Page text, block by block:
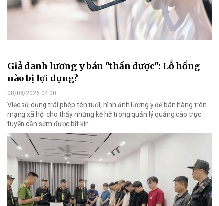
Giả danh lương y bán "thần dược": Lỗ hổng
nào bị lợi dụng?
08/08/2026 04:00
Việc sử dụng trái phép tên tuổi, hình ảnh lương y để bán hàng trên
mạng xã hội cho thấy những kẽ hở trong quản lý quảng cáo trực
tuyến cần sớm được bịt kín.